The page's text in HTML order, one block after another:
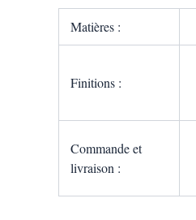
Matières :
Finitions :
Commande et
livraison :